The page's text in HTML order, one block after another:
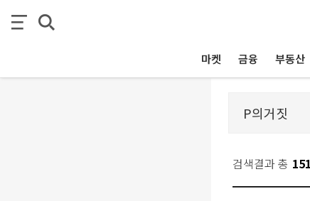
마켓 금융 부동산
검색결과 총 151